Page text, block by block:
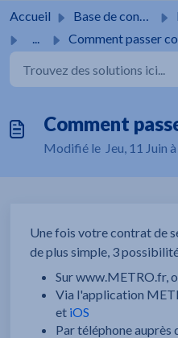
Accueil Base de connaissances
...
Comment passer commande ?
Comment
Modifié le Jeu, 11 Juin
Une fois votre contrat de
de plus simple, 3
Sur www.METRO.fr,
Via l'application
et iOS
Par téléphone auprès